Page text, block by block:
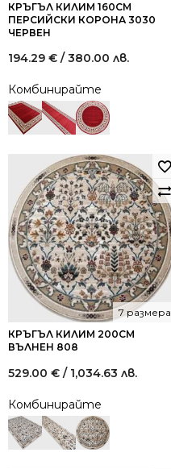
КРЪГЪЛ КИЛИМ 160СМ
ПЕРСИЙСКИ КОРОНА 3030
ЧЕРВЕН
194.29 € / 380.00 лв.
Комбинирайте
КРЪГЪЛ КИЛИМ 200СМ
ВЪЛНЕН 808
7 размера
529.00 € / 1,034.63 лв.
Комбинирайте